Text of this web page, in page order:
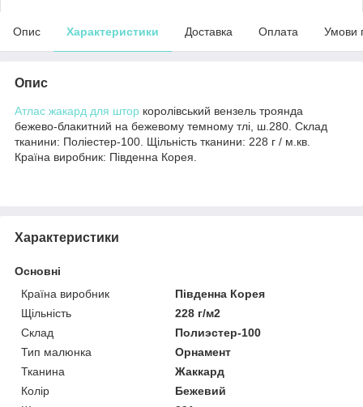
Опис Характеристики Доставка Оплата Умови
Опис
Атлас жакард для штор королівський вензель троянда
бежево-блакитний на бежевому темному тлі, ш.280. Склад
тканини: Поліестер-100. Щільність тканини: 228 г / м.кв.
Країна виробник: Південна Корея.
Характеристики
Основні
Країна виробник
Південна Корея
Щільність
228 г/м2
Склад
Полиэстер-100
Тип малюнка
Орнамент
Тканина
Жаккард
Колір
Бежевий